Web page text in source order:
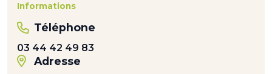
Informations
Téléphone
03 44 42 49 83
Adresse